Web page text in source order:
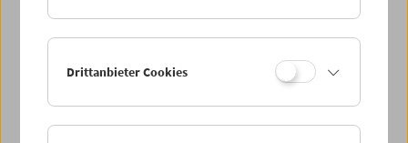
Drittanbieter Cookies